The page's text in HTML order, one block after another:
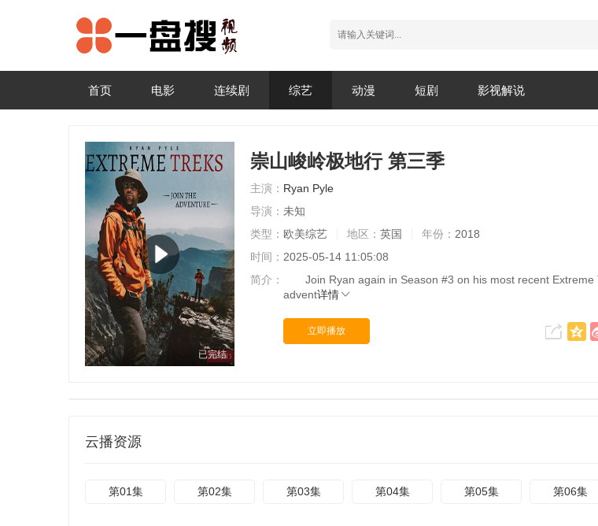
首页 电影 连续剧 综艺 动漫 短剧 影视解说
已完结
崇山峻岭极地行 第三季
主演： Ryan Pyle
导演： 未知
类型： 欧美综艺 地区： 英国 年份： 2018
时间： 2025-05-14 11:05:08
简介：
Join Ryan again in Season #3 on his most recent Extreme
advent详情
立即播放
云播资源
第01集 第02集 第03集 第04集 第05集 第06集